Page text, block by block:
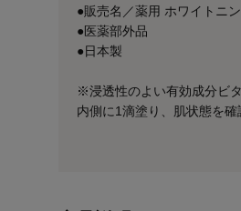
●販売名／薬用 ホワイトニ
●医薬部外品
●日本製
※浸透性のよい有効成分ビ
内側に1滴塗り、肌状態を確